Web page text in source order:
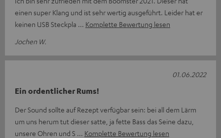
einen super Klang und ist sehr wertig ausgeführt. Leider hat er
keinen USB Steckpla
Komplette Bewertung lesen
Jochen W.
Ein ordentlicher Rums!
Der Sound sollte auf Rezept verfügbar sein: bei all dem Lärm
um uns herum tut dieser satte, ja fette Bass das Seine dazu,
unsere Ohren und S
Komplette Bewertung lesen
01.06.2022